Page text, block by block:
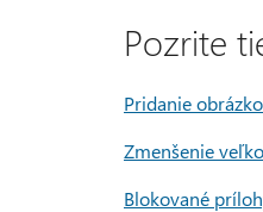
Pozrite
Pridanie
Zmenšenie
Blokované